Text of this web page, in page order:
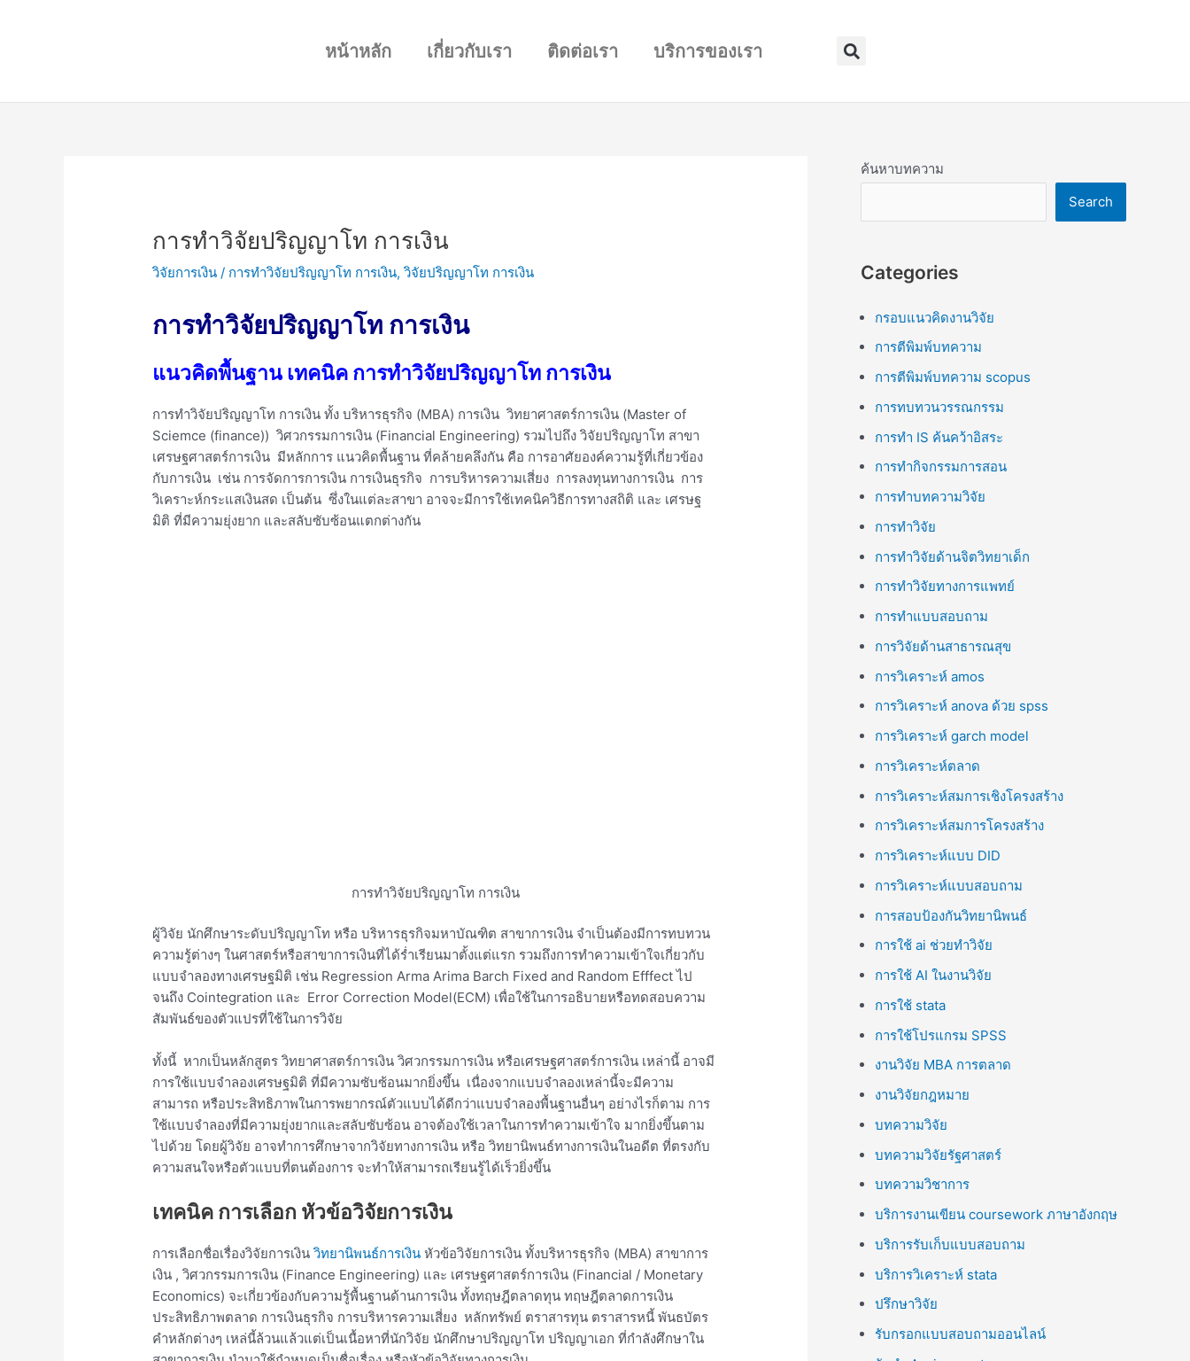
หน้าหลัก เกี่ยวกับเรา ติดต่อเรา บริการของเรา Search
การทำวิจัยปริญญาโท การเงิน
วิจัยการเงิน / การทำวิจัยปริญญาโท การเงิน,วิจัยปริญญาโท การเงิน
การทำวิจัยปริญญาโท การเงิน
แนวคิดพื้นฐาน เทคนิค การทำวิจัยปริญญาโท การเงิน
การทำวิจัยปริญญาโท การเงิน ทั้ง บริหารธุรกิจ (MBA) การเงิน วิทยาศาสตร์การเงิน (Master of
Sciemce (finance)) วิศวกรรมการเงิน (Financial Engineering) รวมไปถึง วิจัยปริญญาโท สาขา
เศรษฐศาสตร์การเงิน มีหลักการ แนวคิดพื้นฐาน ที่คล้ายคลึงกัน คือ การอาศัยองค์ความรู้ที่เกี่ยวข้อง
กับการเงิน เช่น การจัดการการเงิน การเงินธุรกิจ การบริหารความเสี่ยง การลงทุนทางการเงิน การ
วิเคราะห์กระแสเงินสด เป็นต้น ซึ่งในแต่ละสาขา อาจจะมีการใช้เทคนิควิธีการทางสถิติ และ เศรษฐ
มิติ ที่มีความยุ่งยาก และสลับซับซ้อนแตกต่างกัน
การทำวิจัยปริญญาโท การเงิน
ผู้วิจัย นักศึกษาระดับปริญญาโท หรือ บริหารธุรกิจมหาบัณฑิต สาขาการเงิน จำเป็นต้องมีการทบทวน
ความรู้ต่างๆ ในศาสตร์หรือสาขาการเงินที่ได้ร่ำเรียนมาตั้งแต่แรก รวมถึงการทำความเข้าใจเกี่ยวกับ
แบบจำลองทางเศรษฐมิติ เช่น Regression Arma Arima Barch Fixed and Random Efffect ไป
จนถึง Cointegration และ Error Correction Model(ECM) เพื่อใช้ในการอธิบายหรือทดสอบความ
สัมพันธ์ของตัวแปรที่ใช้ในการวิจัย
ทั้งนี้ หากเป็นหลักสูตร วิทยาศาสตร์การเงิน วิศวกรรมการเงิน หรือเศรษฐศาสตร์การเงิน เหล่านี้ อาจมี
การใช้แบบจำลองเศรษฐมิติ ที่มีความซับซ้อนมากยิ่งขึ้น เนื่องจากแบบจำลองเหล่านี้จะมีความ
สามารถ หรือประสิทธิภาพในการพยากรณ์ตัวแบบได้ดีกว่าแบบจำลองพื้นฐานอื่นๆ อย่างไรก็ตาม การ
ใช้แบบจำลองที่มีความยุ่งยากและสลับซับซ้อน อาจต้องใช้เวลาในการทำความเข้าใจ มากยิ่งขึ้นตาม
ไปด้วย โดยผู้วิจัย อาจทำการศึกษาจากวิจัยทางการเงิน หรือ วิทยานิพนธ์ทางการเงินในอดีต ที่ตรงกับ
ความสนใจหรือตัวแบบที่ตนต้องการ จะทำให้สามารถเรียนรู้ได้เร็วยิ่งขึ้น
เทคนิค การเลือก หัวข้อวิจัยการเงิน
การเลือกชื่อเรื่องวิจัยการเงินวิทยานิพนธ์การเงิน หัวข้อวิจัยการเงิน ทั้งบริหารธุรกิจ (MBA) สาขาการ
เงิน , วิศวกรรมการเงิน (Finance Engineering) และ เศรษฐศาสตร์การเงิน (Financial / Monetary
Economics) จะเกี่ยวข้องกับความรู้พื้นฐานด้านการเงิน ทั้งทฤษฎีตลาดทุน ทฤษฎีตลาดการเงิน
ประสิทธิภาพตลาด การเงินธุรกิจ การบริหารความเสี่ยง หลักทรัพย์ ตราสารทุน ตราสารหนี้ พันธบัตร
คำหลักต่างๆ เหล่นี้ล้วนแล้วแต่เป็นเนื้อหาที่นักวิจัย นักศึกษาปริญญาโท ปริญญาเอก ที่กำลังศึกษาใน
ค้นหาบทความ
Search
Categories
กรอบแนวคิดงานวิจัย
การตีพิมพ์บทความ
การตีพิมพ์บทความ scopus
การทบทวนวรรณกรรม
การทำ IS ค้นคว้าอิสระ
การทำกิจกรรมการสอน
การทำบทความวิจัย
การทำวิจัย
การทำวิจัยด้านจิตวิทยาเด็ก
การทำวิจัยทางการแพทย์
การทำแบบสอบถาม
การวิจัยด้านสาธารณสุข
การวิเคราะห์ amos
การวิเคราะห์ anova ด้วย spss
การวิเคราะห์ garch model
การวิเคราะห์ตลาด
การวิเคราะห์สมการเชิงโครงสร้าง
การวิเคราะห์สมการโครงสร้าง
การวิเคราะห์แบบ DID
การวิเคราะห์แบบสอบถาม
การสอบป้องกันวิทยานิพนธ์
การใช้ ai ช่วยทำวิจัย
การใช้ AI ในงานวิจัย
การใช้ stata
การใช้โปรแกรม SPSS
งานวิจัย MBA การตลาด
งานวิจัยกฎหมาย
บทความวิจัย
บทความวิจัยรัฐศาสตร์
บทความวิชาการ
บริการงานเขียน coursework ภาษาอังกฤษ
บริการรับเก็บแบบสอบถาม
บริการวิเคราะห์ stata
ปรึกษาวิจัย
รับกรอกแบบสอบถามออนไลน์